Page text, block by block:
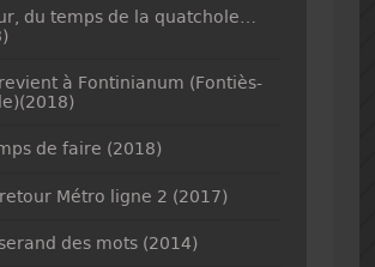
du temps de la quatchole…
à Fontinianum (Fontiès-
de faire (2018)
Métro ligne 2 (2017)
des mots (2014)